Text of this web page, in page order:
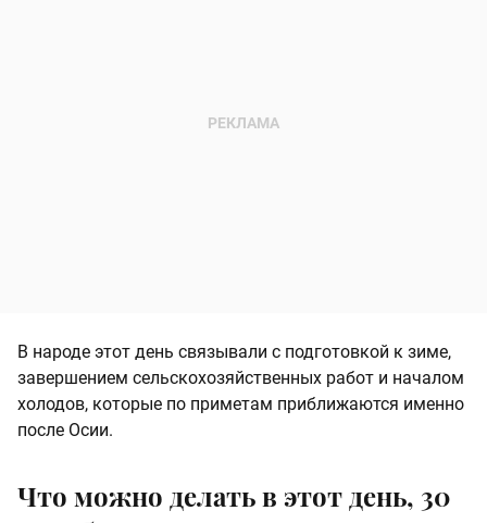
В народе этот день связывали с подготовкой к зиме,
завершением сельскохозяйственных работ и началом
холодов, которые по приметам приближаются именно
после Осии.
Что можно делать в этот день, 30